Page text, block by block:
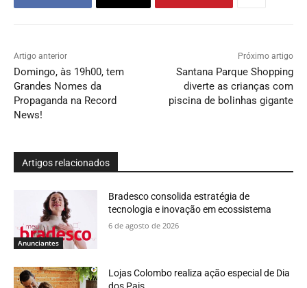
Artigo anterior
Domingo, às 19h00, tem
Grandes Nomes da
Propaganda na Record
News!
Próximo artigo
Santana Parque Shopping
diverte as crianças com
piscina de bolinhas gigante
Artigos relacionados
Anunciantes
Bradesco consolida estratégia de
tecnologia e inovação em ecossistema
6 de agosto de 2026
Lojas Colombo realiza ação especial de Dia
dos Pais